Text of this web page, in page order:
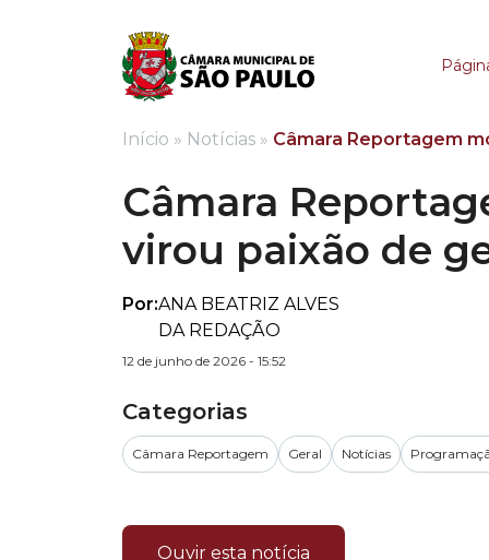
Câmara
Início » Notícias » Câmara Reportagem
Câmara
virou paixão de
Por:ANA BEATRIZ ALVES
DA REDAÇÃO
12 de junho de 2026 - 15:52
Categorias
Câmara Reportagem Geral Notícias
Ouvir esta notícia